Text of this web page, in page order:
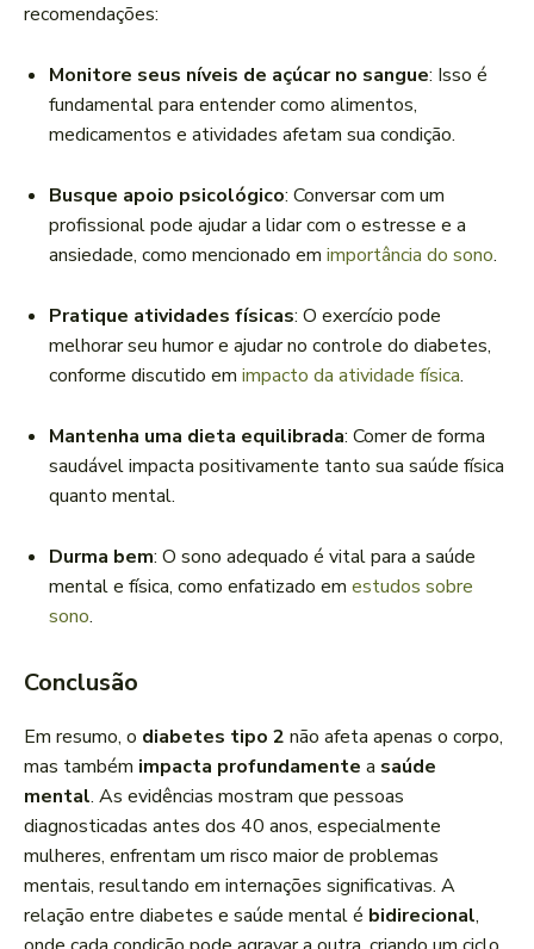
recomendações:
Monitore seus níveis de açúcar no sangue: Isso é
fundamental para entender como alimentos,
medicamentos e atividades afetam sua condição.
Busque apoio psicológico: Conversar com um
profissional pode ajudar a lidar com o estresse e a
ansiedade, como mencionado em importância do sono.
Pratique atividades físicas: O exercício pode
melhorar seu humor e ajudar no controle do diabetes,
conforme discutido em impacto da atividade física.
Mantenha uma dieta equilibrada: Comer de forma
saudável impacta positivamente tanto sua saúde física
quanto mental.
Durma bem: O sono adequado é vital para a saúde
mental e física, como enfatizado em estudos sobre
sono.
Conclusão
Em resumo, o diabetes tipo 2 não afeta apenas o corpo,
mas também impacta profundamente a saúde
mental. As evidências mostram que pessoas
diagnosticadas antes dos 40 anos, especialmente
mulheres, enfrentam um risco maior de problemas
mentais, resultando em internações significativas. A
relação entre diabetes e saúde mental é bidirecional,